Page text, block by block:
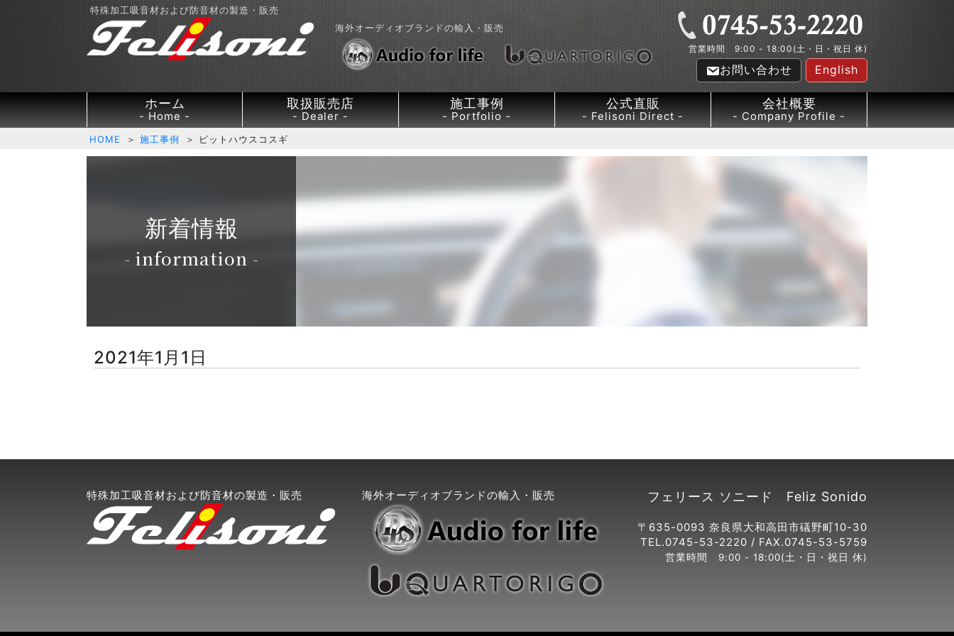
特殊加工吸音材および防音材の製造・販売
海外オーディオブランドの輸入・販売
営業時間 9:00 - 18:00(土・日・祝日 休)
お問い合わせ English
ホーム
Home
取扱販売店
Dealer
施工事例
Portfolio
公式直販
Felisoni Direct
会社概要
Company Profile
HOME ＞ 施工事例 ＞ ピットハウスコスギ
新着情報
- information -
2021年1月1日
特殊加工吸音材および防音材の製造・販売 海外オーディオブランドの輸入・販売 フェリース ソニード Feliz Sonido
〒635-0093 奈良県大和高田市礒野町10-30
TEL.0745-53-2220 / FAX.0745-53-5759
営業時間 9:00 - 18:00(土・日・祝日 休)